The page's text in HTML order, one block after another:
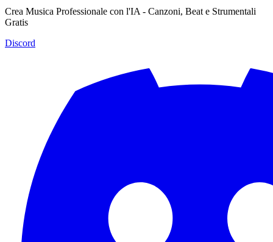
Crea Musica Professionale con l'IA - Canzoni, Beat e Strumentali
Gratis
Discord